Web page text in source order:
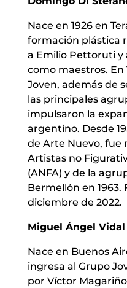
Nace en 1926 en
formación plástica
a Emilio Pettoruti y
como maestros. En
Joven, además de
las principales
impulsaron la
argentino. Desde
de Arte Nuevo,
Artistas no
(ANFA) y de la
Bermellón en 1963.
diciembre de 2022.
Miguel Ángel Vidal
Nace en Buenos
ingresa al Grupo
por Víctor